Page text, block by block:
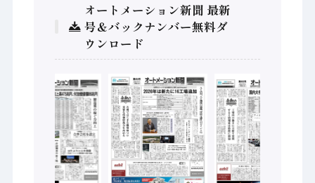
オートメーション新聞 最新
号＆バックナンバー無料ダ
ウンロード